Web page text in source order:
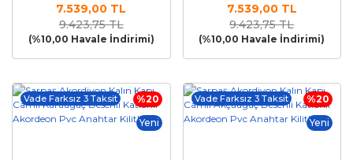
7.539,00 TL
9.423,75 TL
(%10,00 Havale İndirimi)
7.539,00 TL
9.423,75 TL
(%10,00 Havale İndirimi)
%20
Yeni
Vade Farksız 3 Taksit
%20
Yeni
Vade Farksız 3 Taksit